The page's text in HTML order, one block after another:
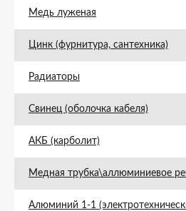
Медь луженая
Цинк (фурнитура, сантехника)
Радиаторы
Свинец (оболочка кабеля)
АКБ (карболит)
Медная трубка\аллюминиевое
Алюминий 1-1